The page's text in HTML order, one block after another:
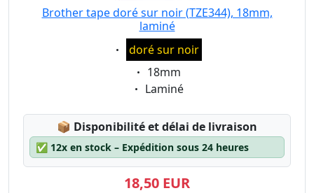
Brother tape doré sur noir (TZE344), 18mm,
laminé
Eigenschaft:
doré sur noir
Eigenschaft:
18mm
Eigenschaft:
Laminé
📦 Lagerstatus:
Disponibilité et délai de livraison
✅ 12x en stock – Expédition sous 24 heures
18,50 EUR